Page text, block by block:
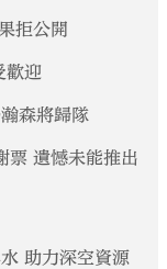
拒公開
歡迎
森將歸隊
票 遺憾未能推出
助力深空資源